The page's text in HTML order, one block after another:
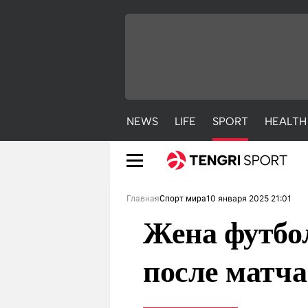
NEWS LIFE SPORT HEALTH
ГлавнаяСпорт мира10 января 2025 21:01
Жена
после